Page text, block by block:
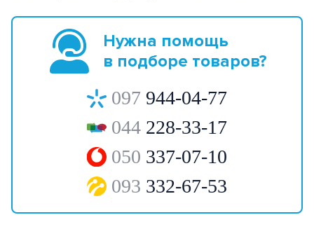
Нужна помощь
в подборе товаров?
097 944-04-77
044 228-33-17
050 337-07-10
093 332-67-53